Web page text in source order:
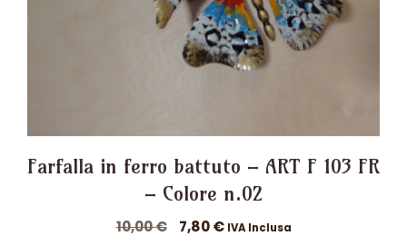
Farfalla in ferro battuto – ART F 103 FR
– Colore n.02
10,00€
Il
7,80€IlIVA Inclusa